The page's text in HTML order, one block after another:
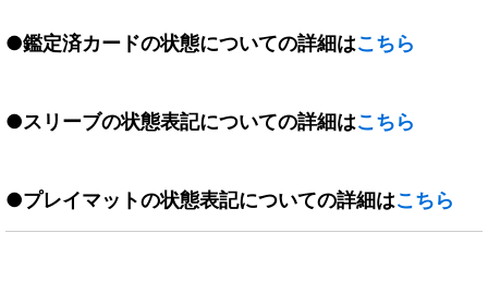
●鑑定済カードの状態についての詳細はこちら
●スリーブの状態表記についての詳細はこちら
●プレイマットの状態表記についての詳細はこちら